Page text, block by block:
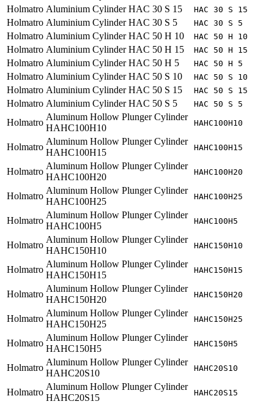
Holmatro Aluminium Cylinder HAC 30 S 15 HAC 30 S 15
Holmatro Aluminium Cylinder HAC 30 S 5 HAC 30 S 5
Holmatro Aluminium Cylinder HAC 50 H 10 HAC 50 H 10
Holmatro Aluminium Cylinder HAC 50 H 15 HAC 50 H 15
Holmatro Aluminium Cylinder HAC 50 H 5 HAC 50 H 5
Holmatro Aluminium Cylinder HAC 50 S 10 HAC 50 S 10
Holmatro Aluminium Cylinder HAC 50 S 15 HAC 50 S 15
Holmatro Aluminium Cylinder HAC 50 S 5 HAC 50 S 5
Holmatro
Aluminum Hollow Plunger Cylinder
HAHC100H10
HAHC100H10
Holmatro
Aluminum Hollow Plunger Cylinder
HAHC100H15
HAHC100H15
Holmatro
Aluminum Hollow Plunger Cylinder
HAHC100H20
HAHC100H20
Holmatro
Aluminum Hollow Plunger Cylinder
HAHC100H25
HAHC100H25
Holmatro
Aluminum Hollow Plunger Cylinder
HAHC100H5
HAHC100H5
Holmatro
Aluminum Hollow Plunger Cylinder
HAHC150H10
HAHC150H10
Holmatro
Aluminum Hollow Plunger Cylinder
HAHC150H15
HAHC150H15
Holmatro
Aluminum Hollow Plunger Cylinder
HAHC150H20
HAHC150H20
Holmatro
Aluminum Hollow Plunger Cylinder
HAHC150H25
HAHC150H25
Holmatro
Aluminum Hollow Plunger Cylinder
HAHC150H5
HAHC150H5
Holmatro
Aluminum Hollow Plunger Cylinder
HAHC20S10
HAHC20S10
Holmatro
Aluminum Hollow Plunger Cylinder
HAHC20S15
HAHC20S15